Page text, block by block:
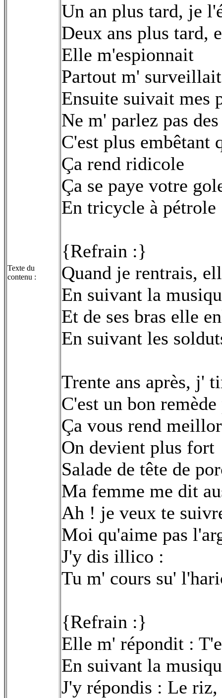
Texte du
contenu :
Un an plus tard, je
Deux ans plus tard,
Elle m'espionnait
Partout m' surveillait
Ensuite suivait mes
Ne m' parlez pas
C'est plus embêtant
Ça rend ridicole
Ça se paye votre
En tricycle à pétrole
{Refrain :}
Quand je rentrais,
En suivant la
Et de ses bras elle
En suivant les
Trente ans après, j'
C'est un bon
Ça vous rend meillor
On devient plus fort
Salade de tête de
Ma femme me dit
Ah ! je veux te
Moi qu'aime pas
J'y dis illico :
Tu m' cours su'
{Refrain :}
Elle m' répondit :
En suivant la
J'y répondis : Le riz,